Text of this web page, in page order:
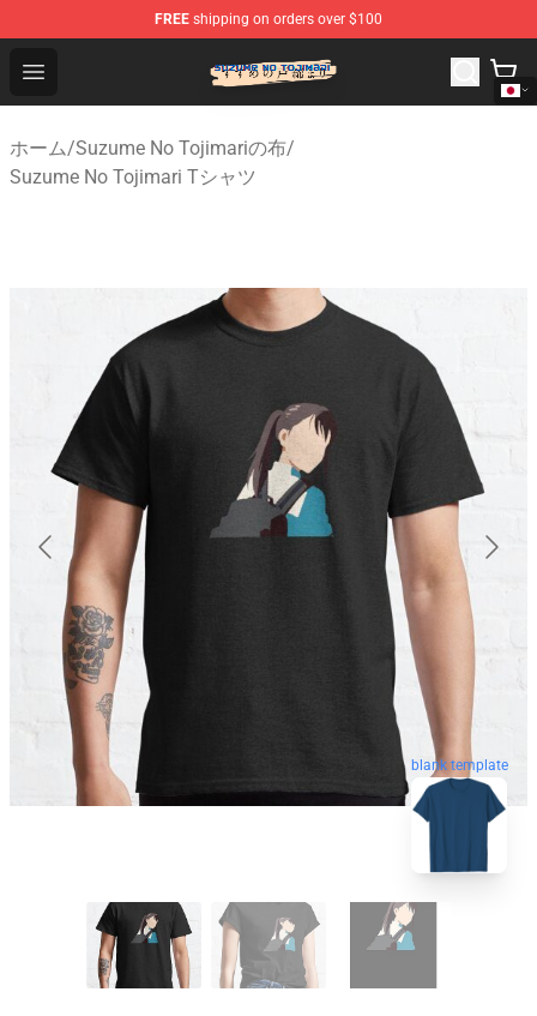
FREE shipping on orders over $100
Open menu
Suzumeno Tojimari Store - Official Suzumeno Tojimari
ホーム/Suzume No Tojimariの布/
Suzume No Tojimari Tシャツ
blank template